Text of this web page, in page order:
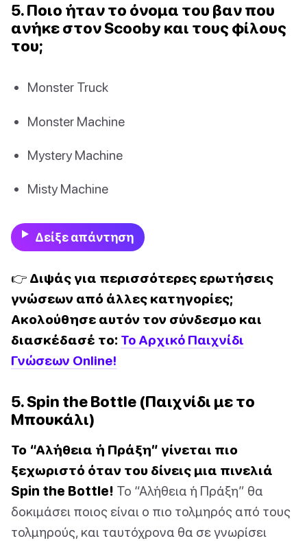
5. Ποιο ήταν το όνομα του βαν που
ανήκε στον Scooby και τους φίλους
του;
Monster Truck
Monster Machine
Mystery Machine
Misty Machine
Δείξε απάντηση
👉 Διψάς για περισσότερες ερωτήσεις
γνώσεων από άλλες κατηγορίες;
Ακολούθησε αυτόν τον σύνδεσμο και
διασκέδασέ το: Το Αρχικό Παιχνίδι
Γνώσεων Online!
5. Spin the Bottle (Παιχνίδι με το
Μπουκάλι)
Το “Αλήθεια ή Πράξη” γίνεται πιο
ξεχωριστό όταν του δίνεις μια πινελιά
Spin the Bottle! Το “Αλήθεια ή Πράξη” θα
δοκιμάσει ποιος είναι ο πιο τολμηρός από τους
τολμηρούς, και ταυτόχρονα θα σε γνωρίσει